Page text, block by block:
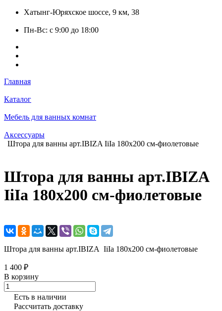
Хатынг-Юряхское шоссе, 9 км, 38
Пн-Вс: с 9:00 до 18:00
Главная
Каталог
Мебель для ванных комнат
Аксессуары
Штора для ванны арт.IBIZA IiIa 180х200 см-фиолетовые
Штора для ванны арт.IBIZA
IiIa 180х200 см-фиолетовые
Штора для ванны арт.IBIZA IiIa 180х200 см-фиолетовые
1 400 ₽
В корзину
Есть в наличии
Рассчитать доставку